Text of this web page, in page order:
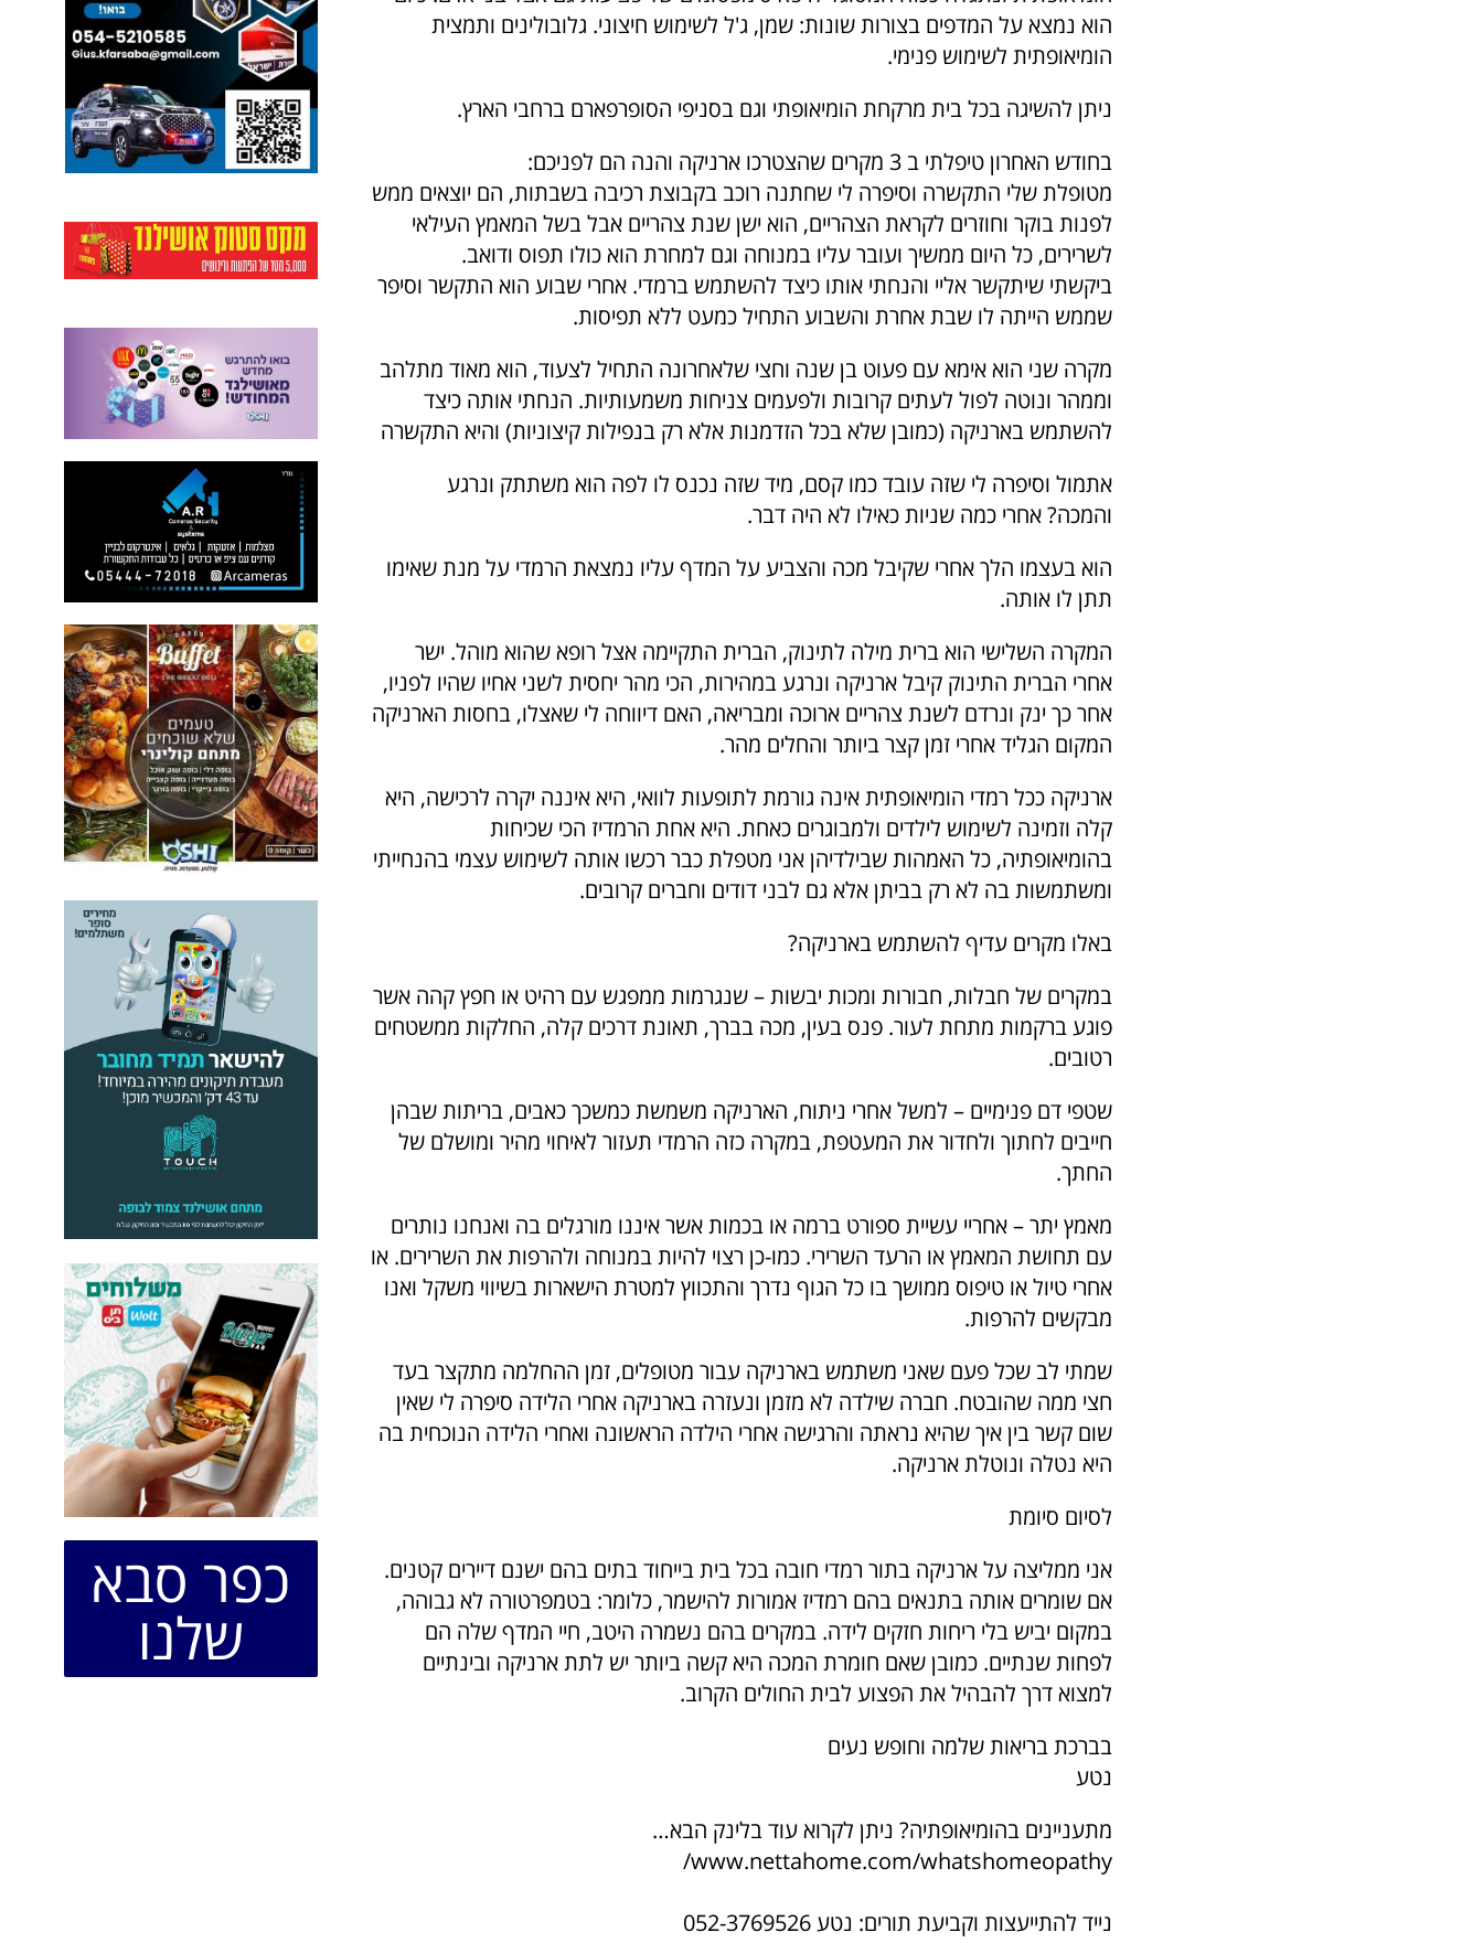
הוא נמצא על המדפים בצורות שונות: שמן, ג'ל לשימוש חיצוני. גלובולינים ותמצית
הומיאופתית לשימוש פנימי.
ניתן להשיגה בכל בית מרקחת הומיאופתי וגם בסניפי הסופרפארם ברחבי הארץ.
בחודש האחרון טיפלתי ב 3 מקרים שהצטרכו ארניקה והנה הם לפניכם:
מטופלת שלי התקשרה וסיפרה לי שחתנה רוכב בקבוצת רכיבה בשבתות, הם יוצאים ממש
לפנות בוקר וחוזרים לקראת הצהריים, הוא ישן שנת צהריים אבל בשל המאמץ העילאי
לשרירים, כל היום ממשיך ועובר עליו במנוחה וגם למחרת הוא כולו תפוס ודואב.
ביקשתי שיתקשר אליי והנחתי אותו כיצד להשתמש ברמדי. אחרי שבוע הוא התקשר וסיפר
שממש הייתה לו שבת אחרת והשבוע התחיל כמעט ללא תפיסות.
מקרה שני הוא אימא עם פעוט בן שנה וחצי שלאחרונה התחיל לצעוד, הוא מאוד מתלהב
וממהר ונוטה לפול לעתים קרובות ולפעמים צניחות משמעותיות. הנחתי אותה כיצד
להשתמש בארניקה (כמובן שלא בכל הזדמנות אלא רק בנפילות קיצוניות) והיא התקשרה
אתמול וסיפרה לי שזה עובד כמו קסם, מיד שזה נכנס לו לפה הוא משתתק ונרגע
והמכה? אחרי כמה שניות כאילו לא היה דבר.
הוא בעצמו הלך אחרי שקיבל מכה והצביע על המדף עליו נמצאת הרמדי על מנת שאימו
תתן לו אותה.
המקרה השלישי הוא ברית מילה לתינוק, הברית התקיימה אצל רופא שהוא מוהל. ישר
אחרי הברית התינוק קיבל ארניקה ונרגע במהירות, הכי מהר יחסית לשני אחיו שהיו לפניו,
אחר כך ינק ונרדם לשנת צהריים ארוכה ומבריאה, האם דיווחה לי שאצלו, בחסות הארניקה
המקום הגליד אחרי זמן קצר ביותר והחלים מהר.
ארניקה ככל רמדי הומיאופתית אינה גורמת לתופעות לוואי, היא איננה יקרה לרכישה, היא
קלה וזמינה לשימוש לילדים ולמבוגרים כאחת. היא אחת הרמדיז הכי שכיחות
בהומיאופתיה, כל האמהות שבילדיהן אני מטפלת כבר רכשו אותה לשימוש עצמי בהנחייתי
ומשתמשות בה לא רק בביתן אלא גם לבני דודים וחברים קרובים.
באלו מקרים עדיף להשתמש בארניקה?
במקרים של חבלות, חבורות ומכות יבשות – שנגרמות ממפגש עם רהיט או חפץ קהה אשר
פוגע ברקמות מתחת לעור. פנס בעין, מכה בברך, תאונת דרכים קלה, החלקות ממשטחים
רטובים.
שטפי דם פנימיים – למשל אחרי ניתוח, הארניקה משמשת כמשכך כאבים, בריתות שבהן
חייבים לחתוך ולחדור את המעטפת, במקרה כזה הרמדי תעזור לאיחוי מהיר ומושלם של
החתך.
מאמץ יתר – אחריי עשיית ספורט ברמה או בכמות אשר איננו מורגלים בה ואנחנו נותרים
עם תחושת המאמץ או הרעד השרירי. כמו-כן רצוי להיות במנוחה ולהרפות את השרירים. או
אחרי טיול או טיפוס ממושך בו כל הגוף נדרך והתכווץ למטרת הישארות בשיווי משקל ואנו
מבקשים להרפות.
שמתי לב שכל פעם שאני משתמש בארניקה עבור מטופלים, זמן ההחלמה מתקצר בעד
חצי ממה שהובטח. חברה שילדה לא מזמן ונעזרה בארניקה אחרי הלידה סיפרה לי שאין
שום קשר בין איך שהיא נראתה והרגישה אחרי הילדה הראשונה ואחרי הלידה הנוכחית בה
היא נטלה ונוטלת ארניקה.
לסיום סיומת
אני ממליצה על ארניקה בתור רמדי חובה בכל בית בייחוד בתים בהם ישנם דיירים קטנים.
אם שומרים אותה בתנאים בהם רמדיז אמורות להישמר, כלומר: בטמפרטורה לא גבוהה,
במקום יביש בלי ריחות חזקים לידה. במקרים בהם נשמרה היטב, חיי המדף שלה הם
לפחות שנתיים. כמובן שאם חומרת המכה היא קשה ביותר יש לתת ארניקה ובינתיים
למצוא דרך להבהיל את הפצוע לבית החולים הקרוב.
בברכת בריאות שלמה וחופש נעים
נטע
מתעניינים בהומיאופתיה? ניתן לקרוא עוד בלינק הבא…
www.nettahome.com/whatshomeopathy/
נייד להתייעצות וקביעת תורים: נטע 052-3769526
כפר סבא
שלנו